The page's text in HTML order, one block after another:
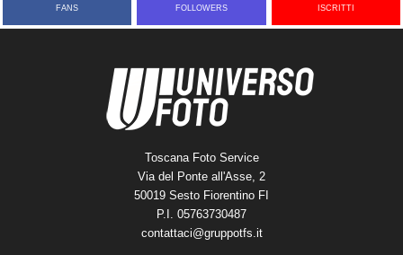
FANS FOLLOWERS ISCRITTI
Toscana Foto Service
Via del Ponte all'Asse, 2
50019 Sesto Fiorentino FI
P.I. 05763730487
contattaci@gruppotfs.it